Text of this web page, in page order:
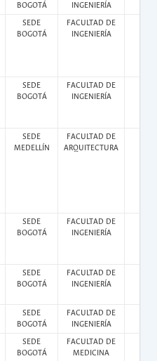
BOGOTÁ
INGENIERÍA
SEDE
BOGOTÁ
FACULTAD DE
INGENIERÍA
SEDE
BOGOTÁ
FACULTAD DE
INGENIERÍA
SEDE
MEDELLÍN
FACULTAD DE
ARQUITECTURA
SEDE
BOGOTÁ
FACULTAD DE
INGENIERÍA
SEDE
BOGOTÁ
FACULTAD DE
INGENIERÍA
SEDE
BOGOTÁ
FACULTAD DE
INGENIERÍA
SEDE
BOGOTÁ
FACULTAD DE
MEDICINA